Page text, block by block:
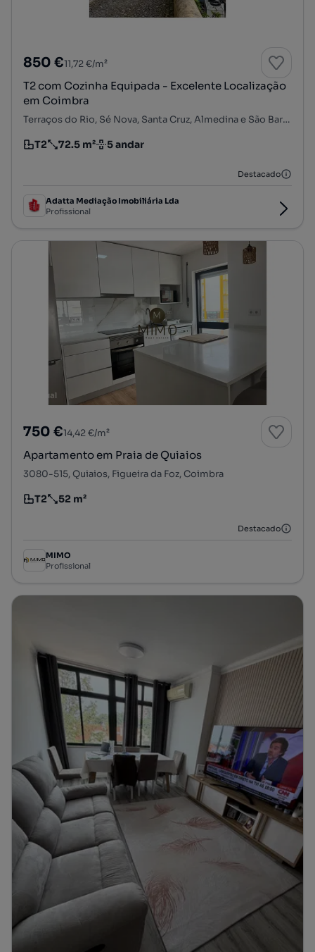
850 €11,72 €/m²
T2 com Cozinha Equipada - Excelente Localização
em Coimbra
Terraços do Rio, Sé Nova, Santa Cruz, Almedina e São Bartolomeu, Coimbra, Coimbra
Tipologia
T2
Preço por metro quadrado
72.5 m²
Andar 5 andar
Destacado
Adatta Mediação Imobiliária Lda
Profissional
750 €14,42 €/m²
Apartamento em Praia de Quiaios
3080-515, Quiaios, Figueira da Foz, Coimbra
Tipologia
T2
Preço por metro quadrado
52 m²
Destacado
MIMO
Profissional